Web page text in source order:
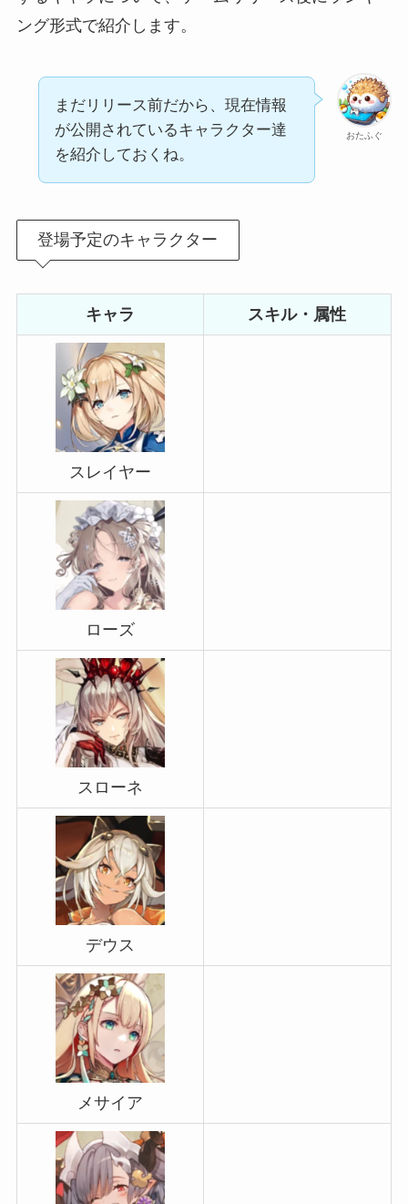
ング形式で紹介します。
おたふぐ
まだリリース前だから、現在情報
が公開されているキャラクター達
を紹介しておくね。
登場予定のキャラクター
キャラ スキル・属性
スレイヤー
ローズ
スローネ
デウス
メサイア